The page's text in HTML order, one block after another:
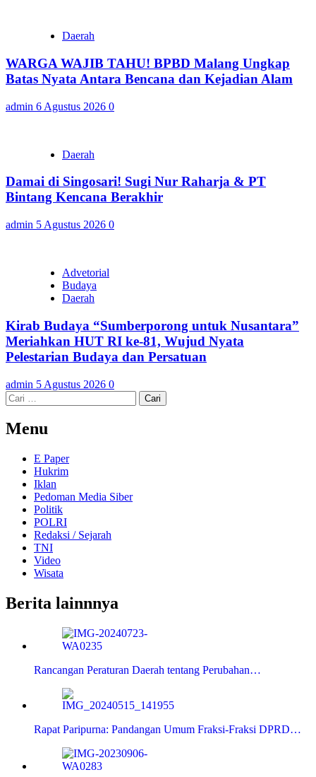
Daerah
WARGA WAJIB TAHU! BPBD Malang Ungkap
Batas Nyata Antara Bencana dan Kejadian Alam
admin 6 Agustus 2026 0
Daerah
Damai di Singosari! Sugi Nur Raharja & PT
Bintang Kencana Berakhir
admin 5 Agustus 2026 0
Advetorial
Budaya
Daerah
Kirab Budaya “Sumberporong untuk Nusantara”
Meriahkan HUT RI ke-81, Wujud Nyata
Pelestarian Budaya dan Persatuan
admin 5 Agustus 2026 0
Cari
untuk:
Menu
E Paper
Hukrim
Iklan
Pedoman Media Siber
Politik
POLRI
Redaksi / Sejarah
TNI
Video
Wisata
Berita lainnnya
Rancangan Peraturan Daerah tentang Perubahan…
Rapat Paripurna: Pandangan Umum Fraksi-Fraksi DPRD…